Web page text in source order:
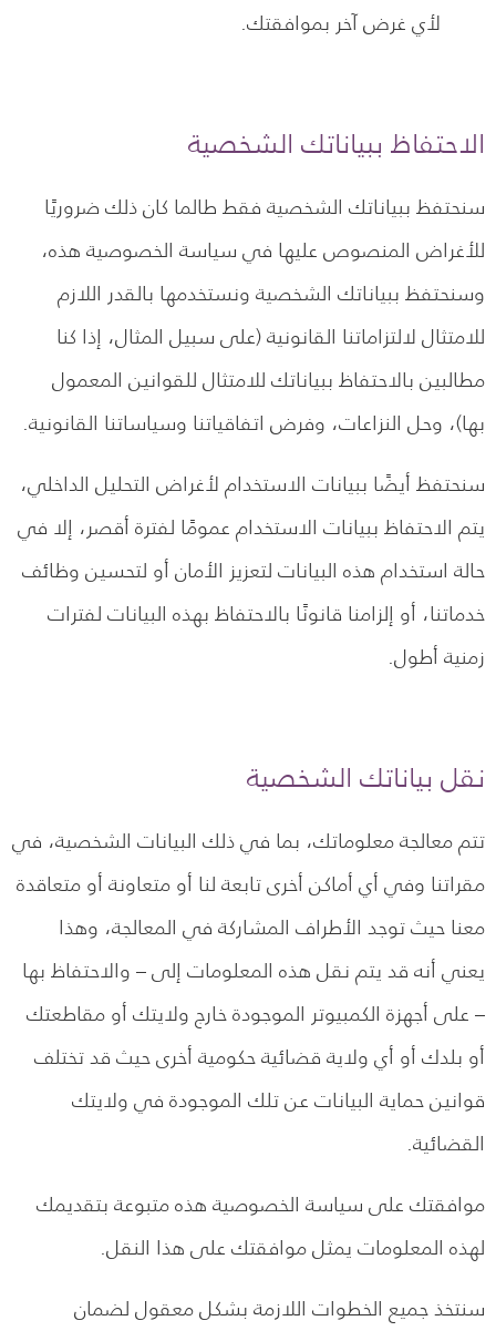
لأي غرض آخر بموافقتك.
الاحتفاظ ببياناتك الشخصية
سنحتفظ ببياناتك الشخصية فقط طالما كان ذلك ضروريًا
للأغراض المنصوص عليها في سياسة الخصوصية هذه،
وسنحتفظ ببياناتك الشخصية ونستخدمها بالقدر اللازم
للامتثال لالتزاماتنا القانونية (على سبيل المثال، إذا كنا
مطالبين بالاحتفاظ ببياناتك للامتثال للقوانين المعمول
بها)، وحل النزاعات، وفرض اتفاقياتنا وسياساتنا القانونية.
سنحتفظ أيضًا ببيانات الاستخدام لأغراض التحليل الداخلي،
يتم الاحتفاظ ببيانات الاستخدام عمومًا لفترة أقصر، إلا في
حالة استخدام هذه البيانات لتعزيز الأمان أو لتحسين وظائف
خدماتنا، أو إلزامنا قانونًا بالاحتفاظ بهذه البيانات لفترات
زمنية أطول.
نقل بياناتك الشخصية
تتم معالجة معلوماتك، بما في ذلك البيانات الشخصية، في
مقراتنا وفي أي أماكن أخرى تابعة لنا أو متعاونة أو متعاقدة
معنا حيث توجد الأطراف المشاركة في المعالجة، وهذا
يعني أنه قد يتم نقل هذه المعلومات إلى – والاحتفاظ بها
– على أجهزة الكمبيوتر الموجودة خارج ولايتك أو مقاطعتك
أو بلدك أو أي ولاية قضائية حكومية أخرى حيث قد تختلف
قوانين حماية البيانات عن تلك الموجودة في ولايتك
القضائية.
موافقتك على سياسة الخصوصية هذه متبوعة بتقديمك
لهذه المعلومات يمثل موافقتك على هذا النقل.
سنتخذ جميع الخطوات اللازمة بشكل معقول لضمان